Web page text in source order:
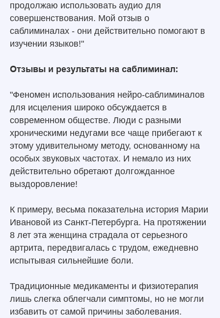
продолжаю использовать аудио для
совершенствования. Мой отзыв о
саблиминалах - они действительно помогают в
изучении языков!"
Отзывы и результаты на саблиминал:
"Феномен использования нейро-саблиминалов
для исцеления широко обсуждается в
современном обществе. Люди с разными
хроническими недугами все чаще прибегают к
этому удивительному методу, основанному на
особых звуковых частотах. И немало из них
действительно обретают долгожданное
выздоровление!
К примеру, весьма показательна история Марии
Ивановой из Санкт-Петербурга. На протяжении
8 лет эта женщина страдала от серьезного
артрита, передвигалась с трудом, ежедневно
испытывая сильнейшие боли.
Традиционные медикаменты и физиотерапия
лишь слегка облегчали симптомы, но не могли
избавить от самой причины заболевания.